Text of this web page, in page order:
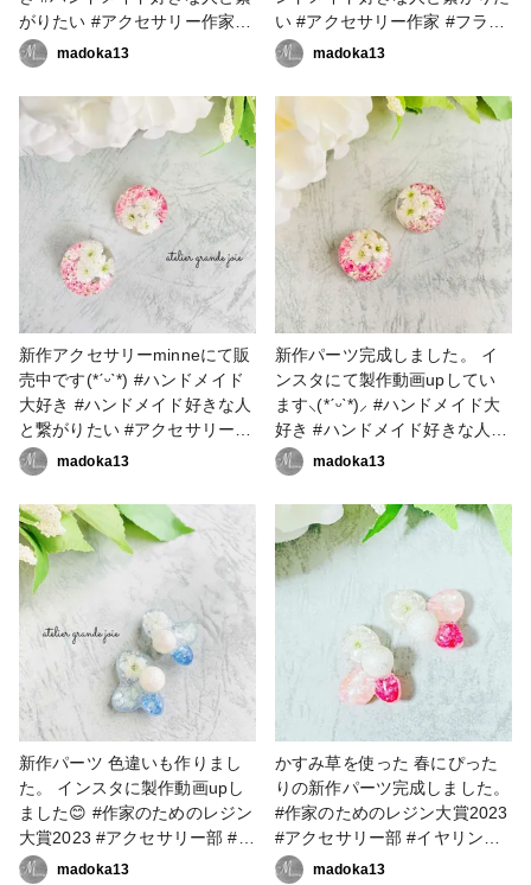
がりたい #アクセサリー作家 #
フラワーアクセサリー #フラワ
ーアクセサリー作家 #レジン大
好き #レジン好きの人と繋がり
たい #レジンアクセサリー作り
#レジンアクセサリー作家
ピアス #イヤリング
madoka13
い #アクセサリー作家 #フラワ
ーアクセサリー #フラワーアク
セサリー作家 #レジン大好き #
レジン好きの人と繋がりたい #
レジンアクセサリー作り #レジ
ンアクセサリー作家 #resinlove
#ピアス #イヤリング #アクセ
サリー部
madoka13
新作アクセサリーminneにて販
売中です(*ˊᵕˋ*) #ハンドメイド
大好き #ハンドメイド好きな人
と繋がりたい #アクセサリー作
家 #フラワーアクセサリー #フ
ラワーアクセサリー作家 #レジ
ン大好き #レジン好きの人と繋
がりたい #レジンアクセサリー
作り #レジンアクセサリー作家
#resinlove #作家のためのレジ
ン大賞2023 #アクセサリー部 #
ピアス #イヤリング
madoka13
新作パーツ完成しました。 イ
ンスタにて製作動画upしてい
ます⸜(*ˊᵕˋ*)⸝‬ #ハンドメイド大
好き #ハンドメイド好きな人と
繋がりたい #アクセサリー作家
#フラワーアクセサリー #フラ
ワーアクセサリー作家 #レジン
大好き #レジン好きの人と繋が
りたい #レジンアクセサリー作
り #レジンアクセサリー作家
#resinlove #作家のためのレジ
ン大賞2023 #アクセサリー部 #
ピアス #イヤリング
madoka13
新作パーツ 色違いも作りまし
た。 インスタに製作動画upし
ました😊 #作家のためのレジン
大賞2023 #アクセサリー部 #ピ
アス #イヤリング #ハンドメイmadoka13
かすみ草を使った 春にぴった
りの新作パーツ完成しました。
#作家のためのレジン大賞2023
#アクセサリー部 #イヤリング
#ピアス #ハンドメイド大好き
madoka13